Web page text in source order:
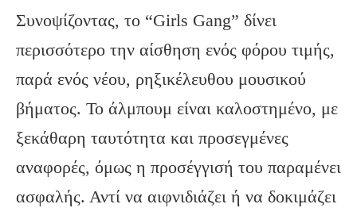
Συνοψίζοντας, το “Girls Gang” δίνει
περισσότερο την αίσθηση ενός φόρου τιμής,
παρά ενός νέου, ρηξικέλευθου μουσικού
βήματος. Το άλμπουμ είναι καλοστημένο, με
ξεκάθαρη ταυτότητα και προσεγμένες
αναφορές, όμως η προσέγγισή του παραμένει
ασφαλής. Αντί να αιφνιδιάζει ή να δοκιμάζει